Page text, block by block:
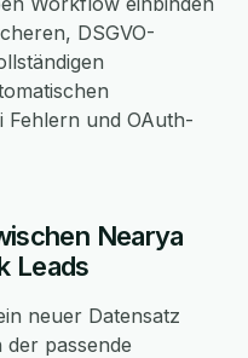
DSGVO-
Fehlern und OAuth-
Nearya
Leads
neuer Datensatz
passende